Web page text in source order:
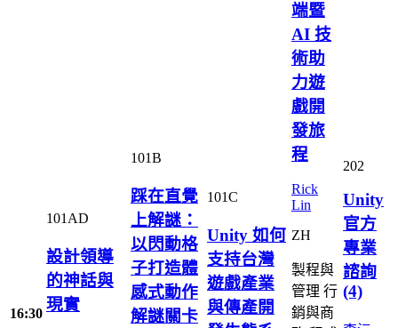
16:30
101AD
設計領導
的神話與
現實
101B
踩在直覺
上解謎：
以閃動格
子打造體
感式動作
解謎關卡
101C
Unity 如何
支持台灣
遊戲產業
與傳產開
端暨
AI 技
術助
力遊
戲開
發旅
程
Rick
Lin
ZH
製程與
管理 行
銷與商
202
Unity
官方
專業
諮詢
(4)